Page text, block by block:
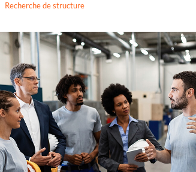
Recherche de structure